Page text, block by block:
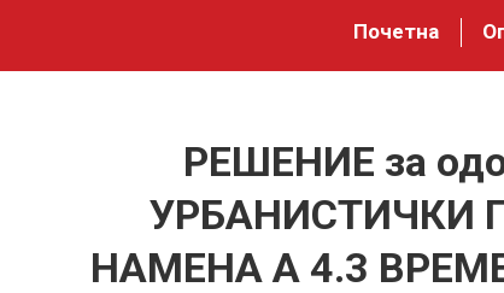
Почетна
РЕШЕНИЕ за
УРБАНИСТИЧКИ
НАМЕНА А 4.3